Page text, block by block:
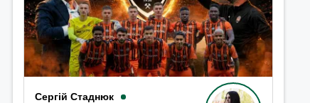
Сергій Стаднюк